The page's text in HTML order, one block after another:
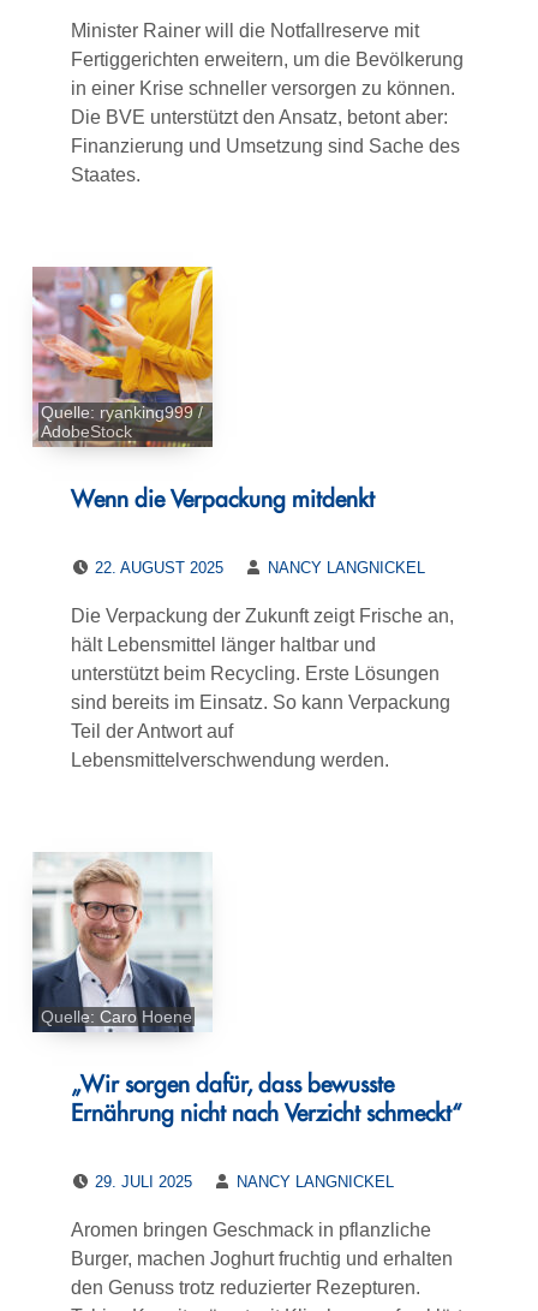
Minister Rainer will die Notfallreserve mit
Fertiggerichten erweitern, um die Bevölkerung
in einer Krise schneller versorgen zu können.
Die BVE unterstützt den Ansatz, betont aber:
Finanzierung und Umsetzung sind Sache des
Staates.
Quelle: ryanking999 /
AdobeStock
Wenn die Verpackung mitdenkt
22. AUGUST 2025
NANCY LANGNICKEL
Die Verpackung der Zukunft zeigt Frische an,
hält Lebensmittel länger haltbar und
unterstützt beim Recycling. Erste Lösungen
sind bereits im Einsatz. So kann Verpackung
Teil der Antwort auf
Lebensmittelverschwendung werden.
Quelle: Caro Hoene
„Wir sorgen dafür, dass bewusste
Ernährung nicht nach Verzicht schmeckt“
29. JULI 2025
NANCY LANGNICKEL
Aromen bringen Geschmack in pflanzliche
Burger, machen Joghurt fruchtig und erhalten
den Genuss trotz reduzierter Rezepturen.